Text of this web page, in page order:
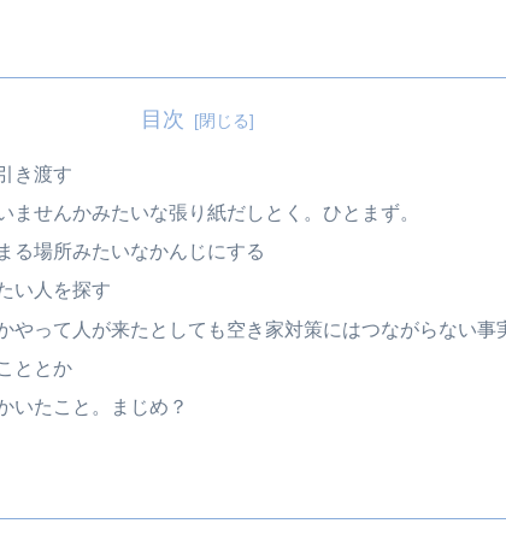
目次
き渡す
ませんかみたいな張り紙だしとく。ひとまず。
る場所みたいなかんじにする
い人を探す
やって人が来たとしても空き家対策にはつながらない事
ととか
たこと。まじめ？